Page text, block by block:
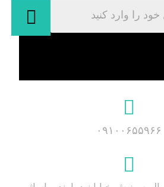
۰۹۱۰۰۶۵۵۹۶۶